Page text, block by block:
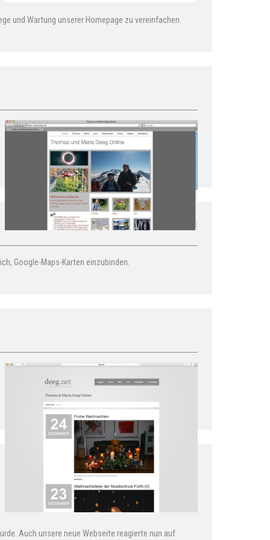
und Wartung unserer Homepage zu vereinfachen.
Google-Maps-Karten einzubinden.
Auch unsere neue Webseite reagierte nun auf